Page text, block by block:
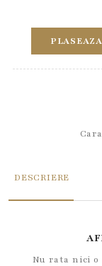
DESCRIERE
Nu rata nici